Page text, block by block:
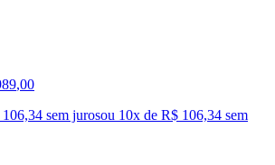
,00
sem jurosou 10x de R$ 106,34 sem